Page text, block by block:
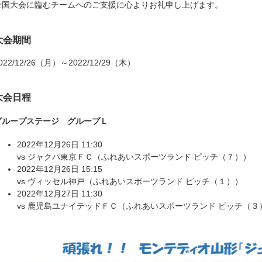
国大会に臨むチームへのご支援に心よりお礼申し上げます。
会期間
12/26（月）～2022/12/29（木）
会日程
ループステージ グループＬ
2022年12月26日 11:30
vs ジャクパ東京ＦＣ（ふれあいスポーツランド ピッチ（７））
2022年12月26日 15:15
vs ヴィッセル神戸（ふれあいスポーツランド ピッチ（１））
2022年12月27日 11:30
vs 鹿児島ユナイテッドＦＣ（ふれあいスポーツランド ピッチ（３